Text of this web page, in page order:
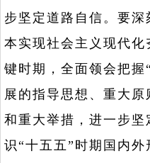
步坚定道路自信。要深
本实现社会主义现代
键时期，全面领会把握
展的指导思想、重大
和重大举措，进一步坚
识“十五五”时期国内